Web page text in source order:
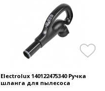
Electrolux 140122475340 Ручка
шланга для пылесоса